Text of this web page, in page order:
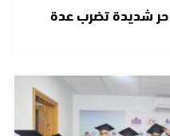
حر شديدة تضرب عدة